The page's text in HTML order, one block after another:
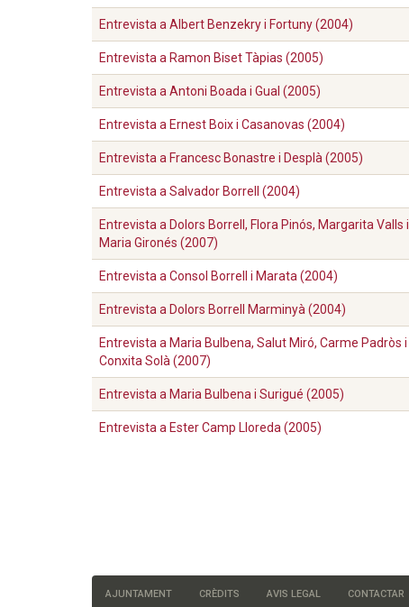
Entrevista a Albert Benzekry i Fortuny (2004)
Entrevista a Ramon Biset Tàpias (2005)
Entrevista a Antoni Boada i Gual (2005)
Entrevista a Ernest Boix i Casanovas (2004)
Entrevista a Francesc Bonastre i Desplà (2005)
Entrevista a Salvador Borrell (2004)
Entrevista a Dolors Borrell, Flora Pinós, Margarita Valls i
Maria Gironés (2007)
Entrevista a Consol Borrell i Marata (2004)
Entrevista a Dolors Borrell Marminyà (2004)
Entrevista a Maria Bulbena, Salut Miró, Carme Padròs i
Conxita Solà (2007)
Entrevista a Maria Bulbena i Surigué (2005)
Entrevista a Ester Camp Lloreda (2005)
AJUNTAMENT CRÈDITS AVIS LEGAL CONTACTAR